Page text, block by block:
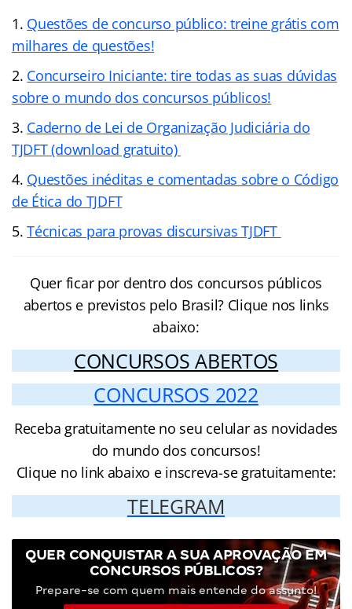
Questões de concurso público: treine grátis com
milhares de questões!
Concurseiro Iniciante: tire todas as suas dúvidas
sobre o mundo dos concursos públicos!
Caderno de Lei de Organização Judiciária do
TJDFT (download gratuito)
Questões inéditas e comentadas sobre o Código
de Ética do TJDFT
Técnicas para provas discursivas TJDFT
Quer ficar por dentro dos concursos públicos
abertos e previstos pelo Brasil? Clique nos links
abaixo:
CONCURSOS ABERTOS
CONCURSOS 2022
Receba gratuitamente no seu celular as novidades
do mundo dos concursos!
Clique no link abaixo e inscreva-se gratuitamente:
TELEGRAM
QUER CONQUISTAR A SUA APROVAÇÃO EM
CONCURSOS PÚBLICOS?
Prepare-se com quem mais entende do assunto!